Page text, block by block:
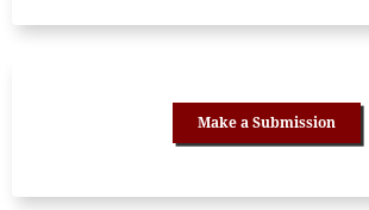
Make a Submission